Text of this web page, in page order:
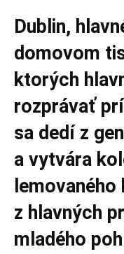
Dublin,
domovom
ktorých
rozprávať
sa dedí z
a vytvára
z hlavných
mladého